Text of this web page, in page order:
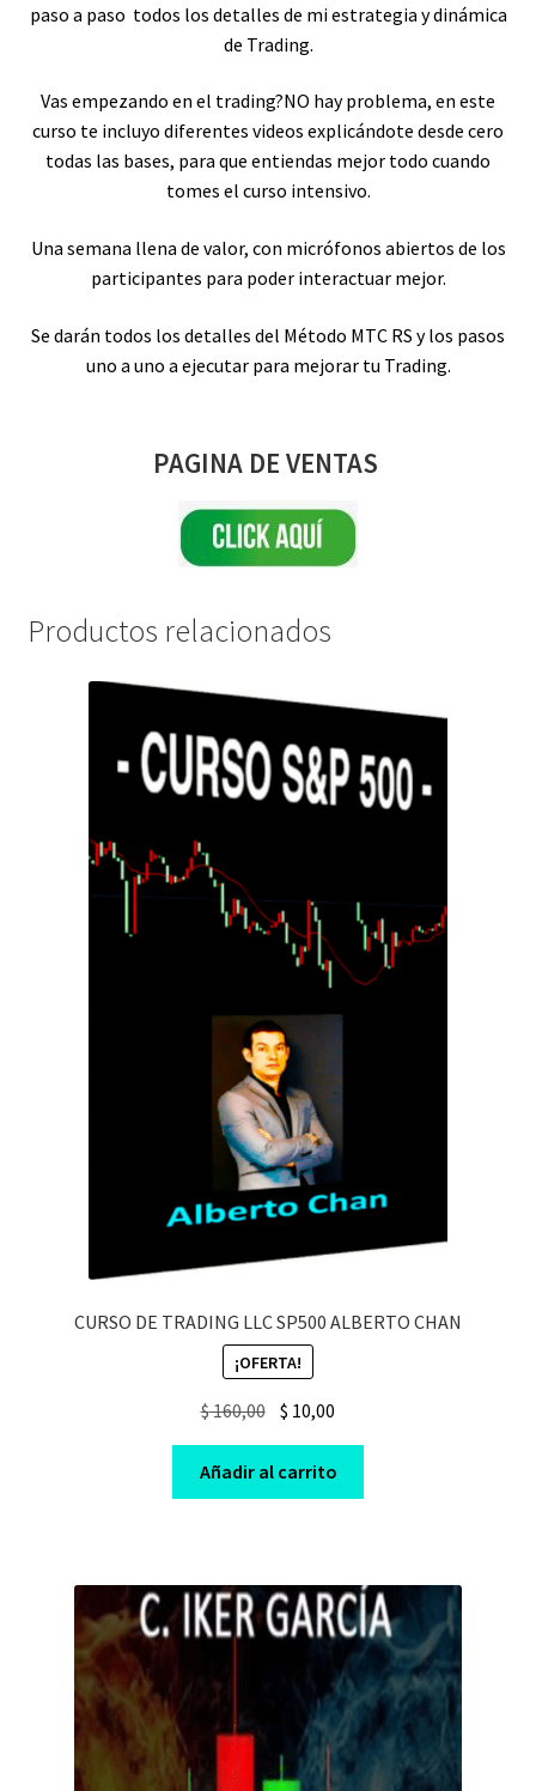
paso a paso todos los detalles de mi estrategia y dinámica
de Trading.
Vas empezando en el trading?NO hay problema, en este
curso te incluyo diferentes videos explicándote desde cero
todas las bases, para que entiendas mejor todo cuando
tomes el curso intensivo.
Una semana llena de valor, con micrófonos abiertos de los
participantes para poder interactuar mejor.
Se darán todos los detalles del Método MTC RS y los pasos
uno a uno a ejecutar para mejorar tu Trading.
PAGINA DE VENTAS
Productos relacionados
CURSO DE TRADING LLC SP500 ALBERTO CHAN
¡OFERTA!
$160,00 Original
price
was:
$ 160,00.
$ 10,00
price
is:
$ 10,00.
Añadir al carrito